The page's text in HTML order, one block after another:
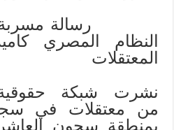
رسالة مسربة
النظام المصري
المعتقلات
نشرت شبكة
من معتقلات في
بمنطقة سجون